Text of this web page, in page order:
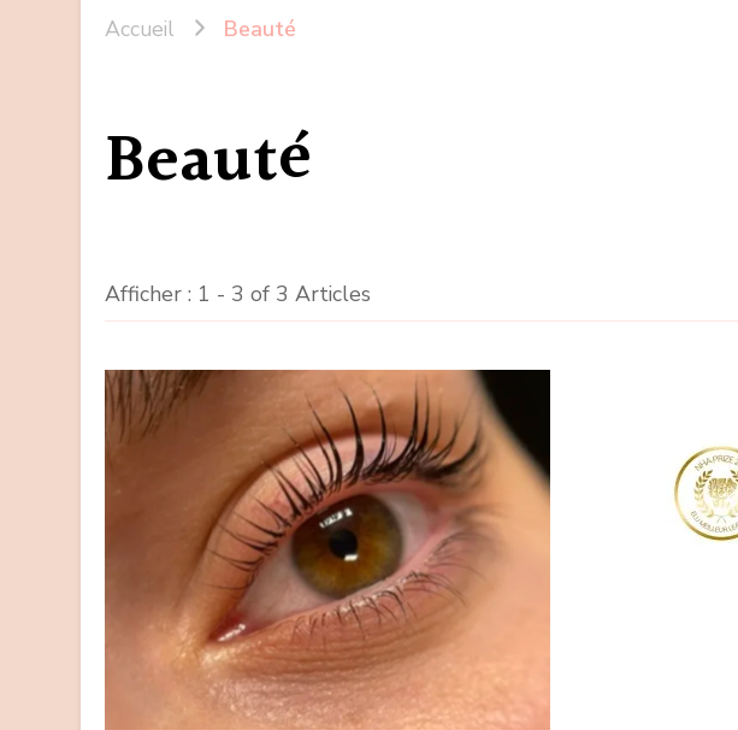
Accueil Beauté
Beauté
Afficher : 1 - 3 of 3 Articles